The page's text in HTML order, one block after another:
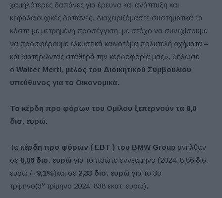
χαμηλότερες δαπάνες για έρευνα και ανάπτυξη και
κεφαλαιουχικές δαπάνες. Διαχειριζόμαστε συστηματικά τα
κόστη με μετρημένη προσέγγιση, με στόχο να συνεχίσουμε
να προσφέρουμε ελκυστικά καινοτόμα πολυτελή οχήματα –
και διατηρώντας σταθερά την κερδοφορία μας», δήλωσε
ο Walter Mertl, μέλος του Διοικητικού Συμβουλίου
υπεύθυνος για τα Οικονομικά.
Τα κέρδη προ φόρων του Ομίλου ξεπερνούν τα 8,0
δισ. ευρώ.
Τα κέρδη προ φόρων ( EBT ) του BMW Group ανήλθαν
σε 8,06 δισ. ευρώ για το πρώτο εννεάμηνο (2024: 8,86 δισ.
ευρώ / -9,1%)και σε 2,33 δισ. ευρώ για το 3ο
τρίμηνο(3ο τρίμηνο 2024: 838 εκατ. ευρώ).